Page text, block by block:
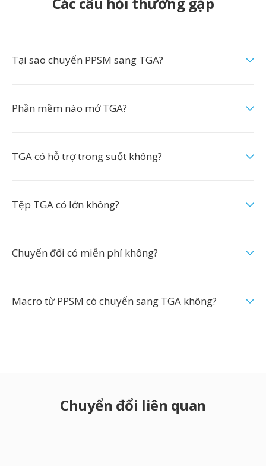
Tại sao chuyển PPSM sang TGA?
Phần mềm nào mở TGA?
TGA có hỗ trợ trong suốt không?
Tệp TGA có lớn không?
Chuyển đổi có miễn phí không?
Macro từ PPSM có chuyển sang TGA không?
Chuyển đổi liên quan